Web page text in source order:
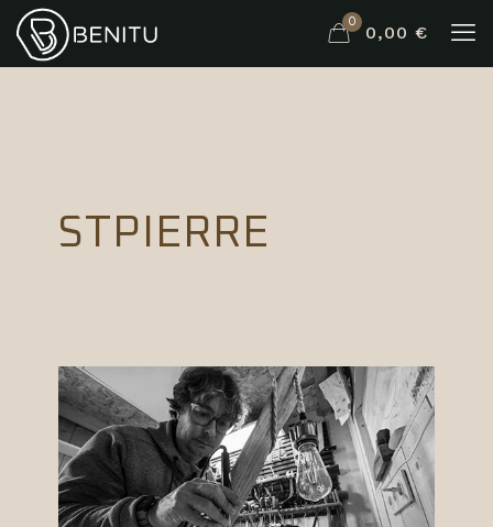
0
0,00 €
STPIERRE